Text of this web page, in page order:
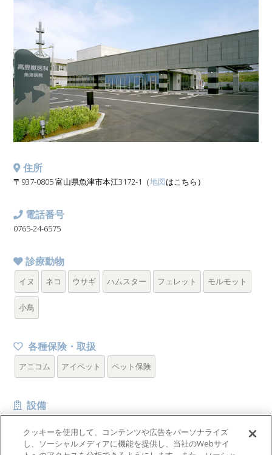
住所
〒937-0805 富山県魚津市本江3172-1（地図はこちら）
電話番号
0765-24-6575
診療動物
イヌ ネコ ウサギ ハムスター フェレット モルモット
小鳥
各種保険・取扱
アニコム アイペット ペット保険
設備
クッキーを使用して、コンテンツや広告をパーソナライズ
し、ソーシャルメディアに機能を提供し、当社のWebサイ